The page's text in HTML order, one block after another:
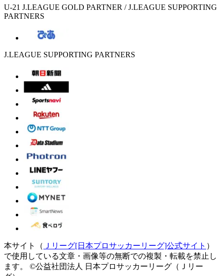
U-21 J.LEAGUE GOLD PARTNER / J.LEAGUE SUPPORTING
PARTNERS
J.LEAGUE SUPPORTING PARTNERS
本サイト（ Ｊリーグ[日本プロサッカーリーグ]公式サイト ）
で使用している文章・画像等の無断での複製・転載を禁止し
ます。
©公益社団法人 日本プロサッカーリーグ（Ｊリー